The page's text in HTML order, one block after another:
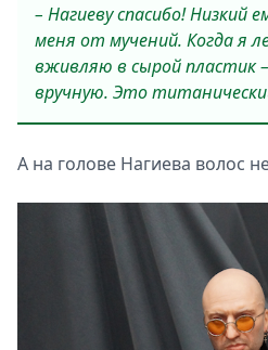
– Нагиеву спасибо! Низкий
меня от мучений. Когда я
вживляю в сырой пластик
вручную. Это
А на голове Нагиева волос